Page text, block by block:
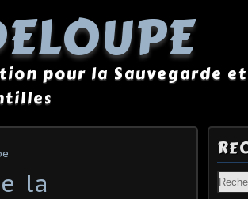
pour la Sauvegarde
la